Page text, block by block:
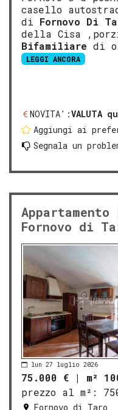
casello
di Fornovo Di
della Cisa
Bifamiliare di
LEGGI ANCORA
NOVITA':VALUTA
Aggiungi ai
Segnala un
Fornovo di
lun 27 luglio 2026
75.000 € | m²
prezzo al m²:
Fornovo di Taro